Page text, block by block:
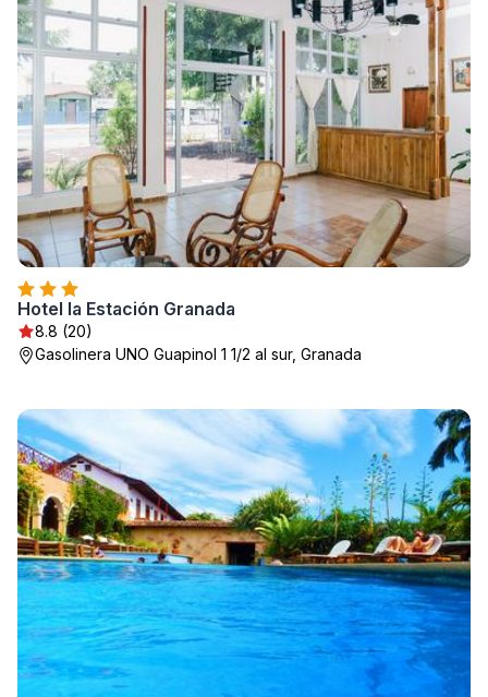
Hotel la Estación Granada
8.8 (20)
Gasolinera UNO Guapinol 1 1/2 al sur, Granada